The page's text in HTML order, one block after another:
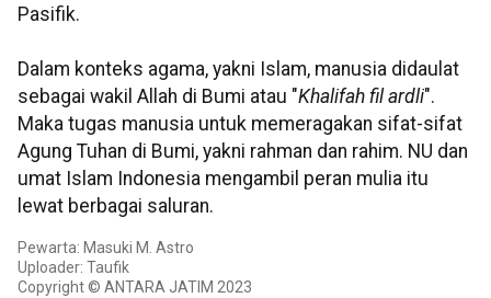
Pasifik.
Dalam konteks agama, yakni Islam, manusia didaulat
sebagai wakil Allah di Bumi atau "Khalifah fil ardli".
Maka tugas manusia untuk memeragakan sifat-sifat
Agung Tuhan di Bumi, yakni rahman dan rahim. NU dan
umat Islam Indonesia mengambil peran mulia itu
lewat berbagai saluran.
Pewarta: Masuki M. Astro
Uploader: Taufik
Copyright © ANTARA JATIM 2023